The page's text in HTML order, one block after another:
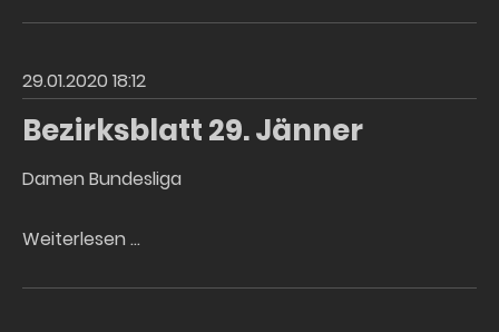
Februar
29.01.2020 18:12
Bezirksblatt 29. Jänner
Damen Bundesliga
Weiterlesen …
Jänner